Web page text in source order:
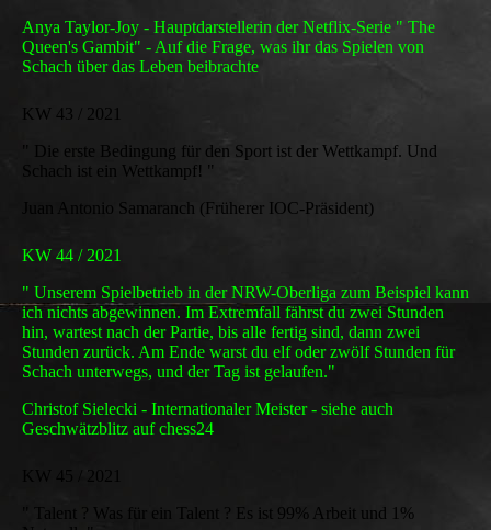
Anya Taylor-Joy - Hauptdarstellerin der Netflix-Serie " The
Queen's Gambit" - Auf die Frage, was ihr das Spielen von
Schach über das Leben beibrachte
KW 43 / 2021
" Die erste Bedingung für den Sport ist der Wettkampf. Und
Schach ist ein Wettkampf! "
Juan Antonio Samaranch (Früherer IOC-Präsident)
KW 44 / 2021
" Unserem Spielbetrieb in der NRW-Oberliga zum Beispiel kann
ich nichts abgewinnen. Im Extremfall fährst du zwei Stunden
hin, wartest nach der Partie, bis alle fertig sind, dann zwei
Stunden zurück. Am Ende warst du elf oder zwölf Stunden für
Schach unterwegs, und der Tag ist gelaufen."
Christof Sielecki - Internationaler Meister - siehe auch
Geschwätzblitz auf chess24
" Talent ? Was für ein Talent ? Es ist 99% Arbeit und 1%